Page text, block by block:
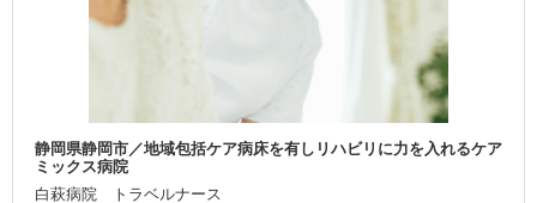
静岡県静岡市／地域包括ケア病床を有しリハビリに力を入れるケア
ミックス病院
白萩病院 トラベルナース